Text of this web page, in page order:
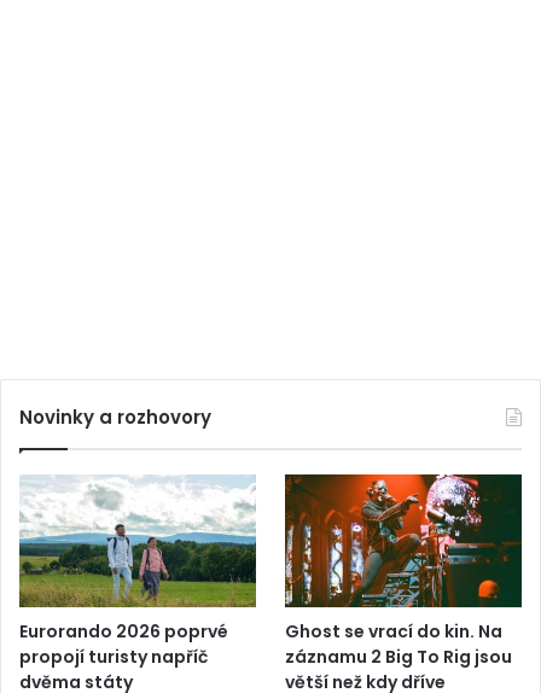
Novinky a rozhovory
Eurorando 2026 poprvé
propojí turisty napříč
dvěma státy
Ghost se vrací do kin. Na
záznamu 2 Big To Rig jsou
větší než kdy dříve